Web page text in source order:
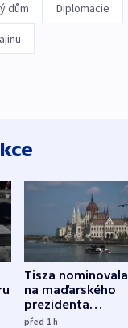
dům Diplomacie
Tisza nominovala
na maďarského
prezidenta
bývalého šéfa
před 1h